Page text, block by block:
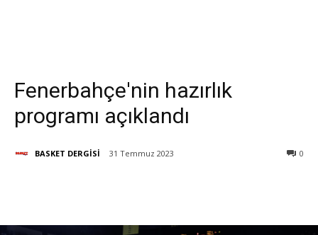
Fenerbahçe'nin hazırlık
programı açıklandı
BASKET DERGİSİ 31 Temmuz 2023 0